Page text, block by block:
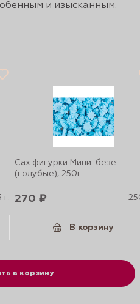
и изысканным.
г.
Сах.фигурки Мини-безе
(голубые), 250г
270 ₽
В корзину
в корзину